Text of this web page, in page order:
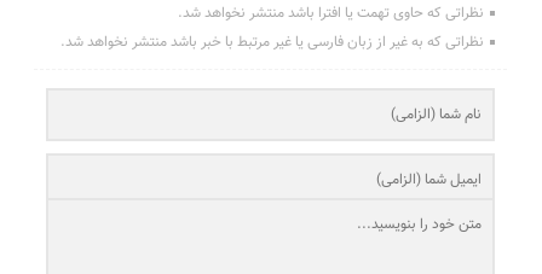
نظراتی که حاوی تهمت یا افترا باشد منتشر نخواهد شد.
نظراتی که به غیر از زبان فارسی یا غیر مرتبط با خبر باشد منتشر نخواهد شد.